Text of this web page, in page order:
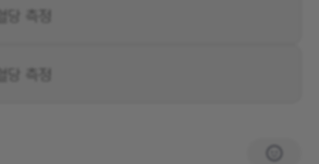
혈당 측정
혈당 측정